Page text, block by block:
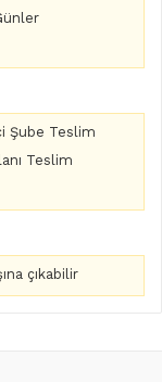
Şube Teslim
Teslim
çıkabilir